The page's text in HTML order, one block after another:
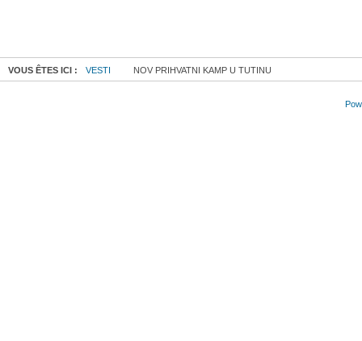
VOUS ÊTES ICI : VESTI NOV PRIHVATNI KAMP U TUTINU